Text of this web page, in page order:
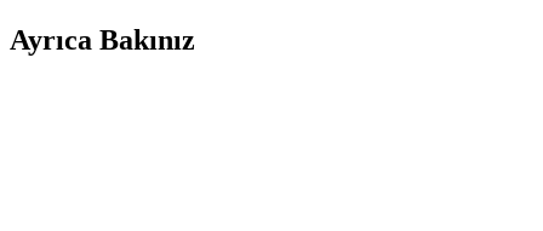
Ayrıca Bakınız